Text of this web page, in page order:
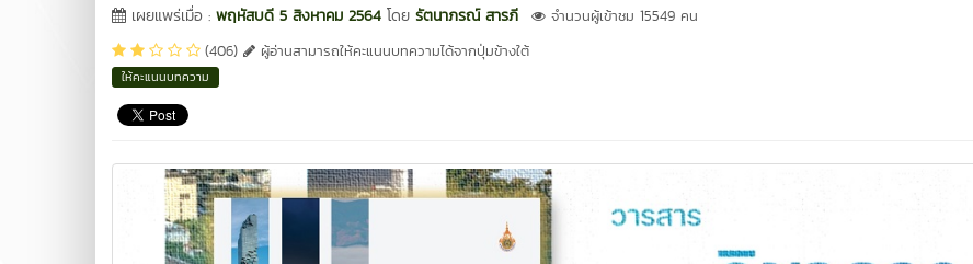
เผยแพร่เมื่อ : พฤหัสบดี 5 สิงหาคม 2564 โดย รัตนาภรณ์ สารภี
จำนวนผู้เข้าชม 15549 คน
(406)
ผู้อ่านสามารถให้คะแนนบทความได้จากปุ่มข้างใต้
ให้คะแนนบทความ